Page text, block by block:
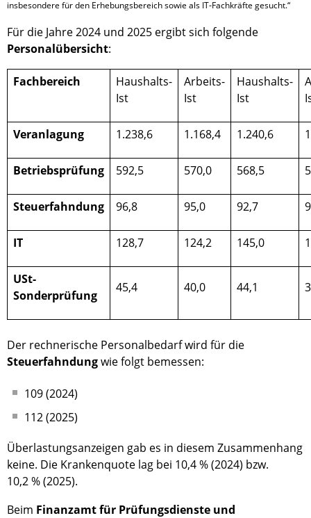
insbesondere für den Erhebungsbereich sowie als IT‑Fachkräfte gesucht.“
Für die Jahre 2024 und 2025 ergibt sich folgende
Personalübersicht:
Fachbereich
Haushalts-
Ist
Arbeits-
Ist
Haushalts-
Ist
Veranlagung 1.238,6 1.168,4 1.240,6
Betriebsprüfung 592,5 570,0 568,5
Steuerfahndung 96,8 95,0 92,7
IT 128,7 124,2 145,0
USt-
Sonderprüfung
45,4 40,0 44,1
Der rechnerische Personalbedarf wird für die
Steuerfahndungwie folgt bemessen:
109 (2024)
112 (2025)
Überlastungsanzeigen gab es in diesem Zusammenhang
keine. Die Krankenquote lag bei 10,4 % (2024) bzw.
10,2 % (2025).
Beim Finanzamt für Prüfungsdienste und